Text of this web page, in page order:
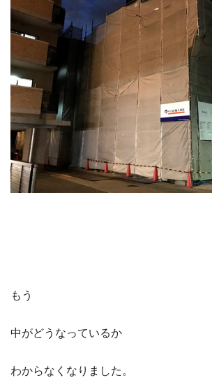
もう
中がどうなっているか
わからなくなりました。